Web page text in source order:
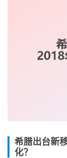
希腊出台新
化？